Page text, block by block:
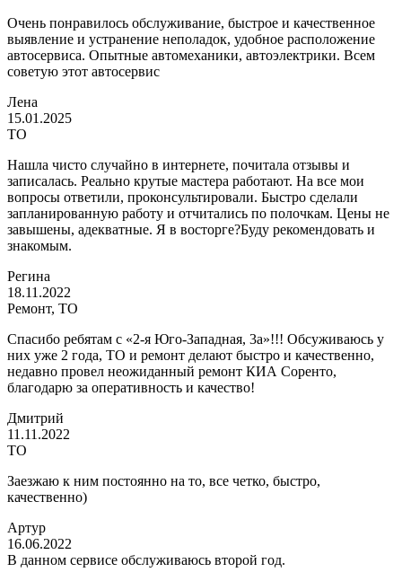
Очень понравилось обслуживание, быстрое и качественное
выявление и устранение неполадок, удобное расположение
автосервиса. Опытные автомеханики, автоэлектрики. Всем
советую этот автосервис
Лена
15.01.2025
ТО
Нашла чисто случайно в интернете, почитала отзывы и
записалась. Реально крутые мастера работают. На все мои
вопросы ответили, проконсультировали. Быстро сделали
запланированную работу и отчитались по полочкам. Цены не
завышены, адекватные. Я в восторге?Буду рекомендовать и
знакомым.
Регина
18.11.2022
Ремонт, ТО
Спасибо ребятам с «2-я Юго-Западная, 3а»!!! Обсуживаюсь у
них уже 2 года, ТО и ремонт делают быстро и качественно,
недавно провел неожиданный ремонт КИА Соренто,
благодарю за оперативность и качество!
Дмитрий
11.11.2022
ТО
Заезжаю к ним постоянно на то, все четко, быстро,
качественно)
Артур
16.06.2022
В данном сервисе обслуживаюсь второй год.